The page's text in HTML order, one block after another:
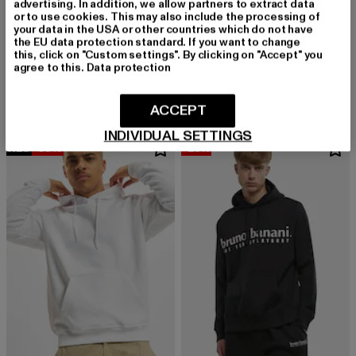
MISTER TEE
Easy Sign
URBAN CLASSICS
NEU -60% -23%
advertising. In addition, we allow partners to extract data
or to use cookies. This may also include the processing of
your data in the USA or other countries which do not have
the EU data protection standard. If you want to change
this, click on "Custom settings". By clicking on "Accept" you
agree to this. Data protection
INDIVIDUAL SETTINGS
ACCEPT